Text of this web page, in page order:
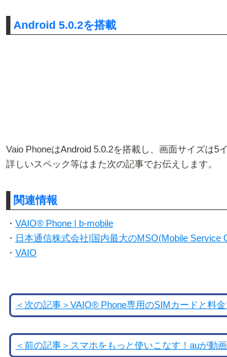
Android 5.0.2を搭載
Vaio PhoneはAndroid 5.0.2を搭載し、画面サイズは5
詳しいスペック等はまた次の記事でお伝えします。
関連情報
・ VAIO® Phone | b-mobile
・ 日本通信株式会社|国内最大のMSO(Mobile Service
・ VAIO
＜次の記事＞VAIO® Phone専用のSIMカードと料
＜前の記事＞スマホをもっと使いこなす！auが動